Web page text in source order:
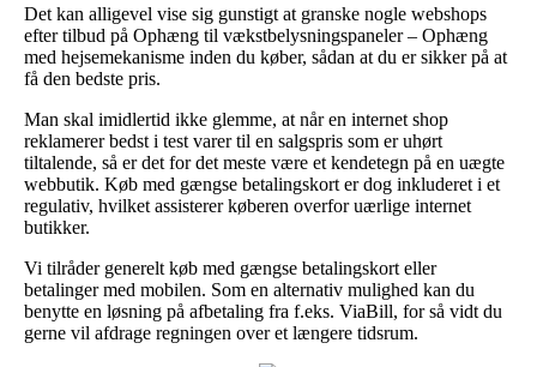
Det kan alligevel vise sig gunstigt at granske nogle webshops
efter tilbud på Ophæng til vækstbelysningspaneler – Ophæng
med hejsemekanisme inden du køber, sådan at du er sikker på at
få den bedste pris.
Man skal imidlertid ikke glemme, at når en internet shop
reklamerer bedst i test varer til en salgspris som er uhørt
tiltalende, så er det for det meste være et kendetegn på en uægte
webbutik. Køb med gængse betalingskort er dog inkluderet i et
regulativ, hvilket assisterer køberen overfor uærlige internet
butikker.
Vi tilråder generelt køb med gængse betalingskort eller
betalinger med mobilen. Som en alternativ mulighed kan du
benytte en løsning på afbetaling fra f.eks. ViaBill, for så vidt du
gerne vil afdrage regningen over et længere tidsrum.